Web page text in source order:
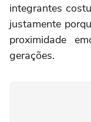
integrantes
justamente
proximidade
gerações.